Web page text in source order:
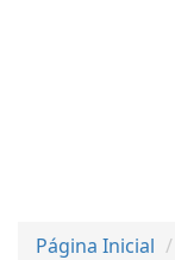
Página Inicial